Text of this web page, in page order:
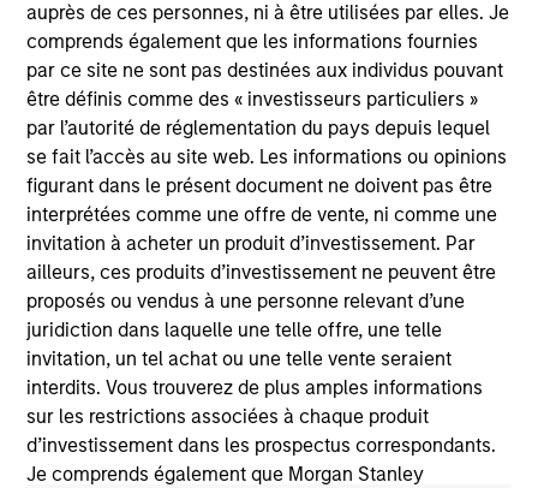
auprès de ces personnes, ni à être utilisées par elles. Je
comprends également que les informations fournies
par ce site ne sont pas destinées aux individus pouvant
être définis comme des « investisseurs particuliers »
par l’autorité de réglementation du pays depuis lequel
se fait l’accès au site web. Les informations ou opinions
figurant dans le présent document ne doivent pas être
interprétées comme une offre de vente, ni comme une
invitation à acheter un produit d’investissement. Par
ailleurs, ces produits d’investissement ne peuvent être
proposés ou vendus à une personne relevant d’une
juridiction dans laquelle une telle offre, une telle
invitation, un tel achat ou une telle vente seraient
interdits. Vous trouverez de plus amples informations
sur les restrictions associées à chaque produit
d’investissement dans les prospectus correspondants.
Je comprends également que Morgan Stanley
As of July 25, 2025. The above is provided for informational
and educational purposes only. There is no guarantee that
the investment mentioned resulted in positive performance
(for realized holdings), or will perform well in the future (for
current holdings). The trademarks and service marks above
are the property of their respective owners. The information
on this website has not been authorized, sponsored, or
otherwise approved by such owners. By clicking on any
links shown here, you agree that you are navigating to a
third party site. We are providing these hyperlinks to you
only as a convenience and the inclusion of any hyperlink is
not and does not imply any endorsement, approval,
investigation, verification or monitoring by us of any
information contained in any hyperlinked site. In no event
shall we be responsible for the information contained on
the site or your use of such site.